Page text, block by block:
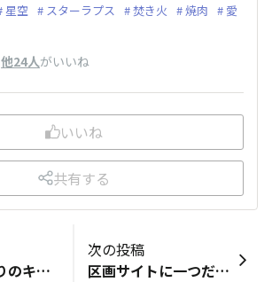
星空 スターラプス 焚き火 焼肉
愛
他24人がいいね
いいね
共有する
ほぼ2ヶ月ぶりのキャンプです！全く涼しくなってないですが我慢が出来ず来てしまいました😆💦&nbsp;そして、本日は新しいテント(つい最近ポチってしまったエアーテント)でゆっくり、マッタリの2泊3日キャンプ!!の予定がいざテントに空気を入れたらまさかの空気漏れ∑(꒪д꒪III)ｶﾞｰﾝ &nbsp;買ったばっかりなのに😱😱&nbsp;どうにもならなかったので一応持ってきた一番最初に買ったテントを立てて何とか設営完了としました。設営時間3時間以上かかる大惨事(わたし的に)でした。今回は大きなテントの中でのんびりしようとイロイロ考えて持ってきたものもほとんど車の中と初っ端から残念な開始となりました。&nbsp;今回のキャンプ場はずっと来たかった所で、キャンプ場の雰囲気、サイトからの景色は最高👍なのでここから気持ちを切り替えて楽しみたいと思います😆
次の投稿
区画サイトに一つだけ東屋付き区画があり、追加料金無しだそうなので、「屋根付きデッキ」で快適キャンプをしてまいりました。(注！いわゆるデッキサイトではなく東屋なので、デッキペグや柱・手すりを利用して何かを設営したい人は要確認です。私は自立型テントを直接床板に置き、固定せずに使用しました)&nbsp;高山村、子安温泉のある特に牧地区は市街地中心からさほど離れていないけど、気温も湿度も須坂市内と比べ物にならない程低く、避暑で良く遊びに行ってました。キャンプ場がオープンしていたのは知りませんでした💦風が吹くとひんやりしていたので、温泉で体を温めるのが丁度良かった。(プランに入浴券込！)&nbsp;鹿番長のワイドあぐらチェア買いました。座面上であぐら出来るほど広い座面、使いやすい。ロゴスのテーブルと相性抜群！座椅子スタイル時だとテーブルが高すぎる…しかしロゴスのテーブルはお気に入りだし……テーブルは…また探します。任天堂キャラライト、テレサが追加で四隅コンプです。キャンプ行く時はテント周りの目印に必ず連れて行こうと思います。